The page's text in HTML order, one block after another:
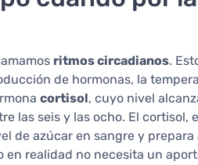
ritmos circadianos.
de hormonas, la
cortisol, cuyo nivel
las seis y las ocho. El cortisol,
de azúcar en sangre y prepara
en realidad no necesita un